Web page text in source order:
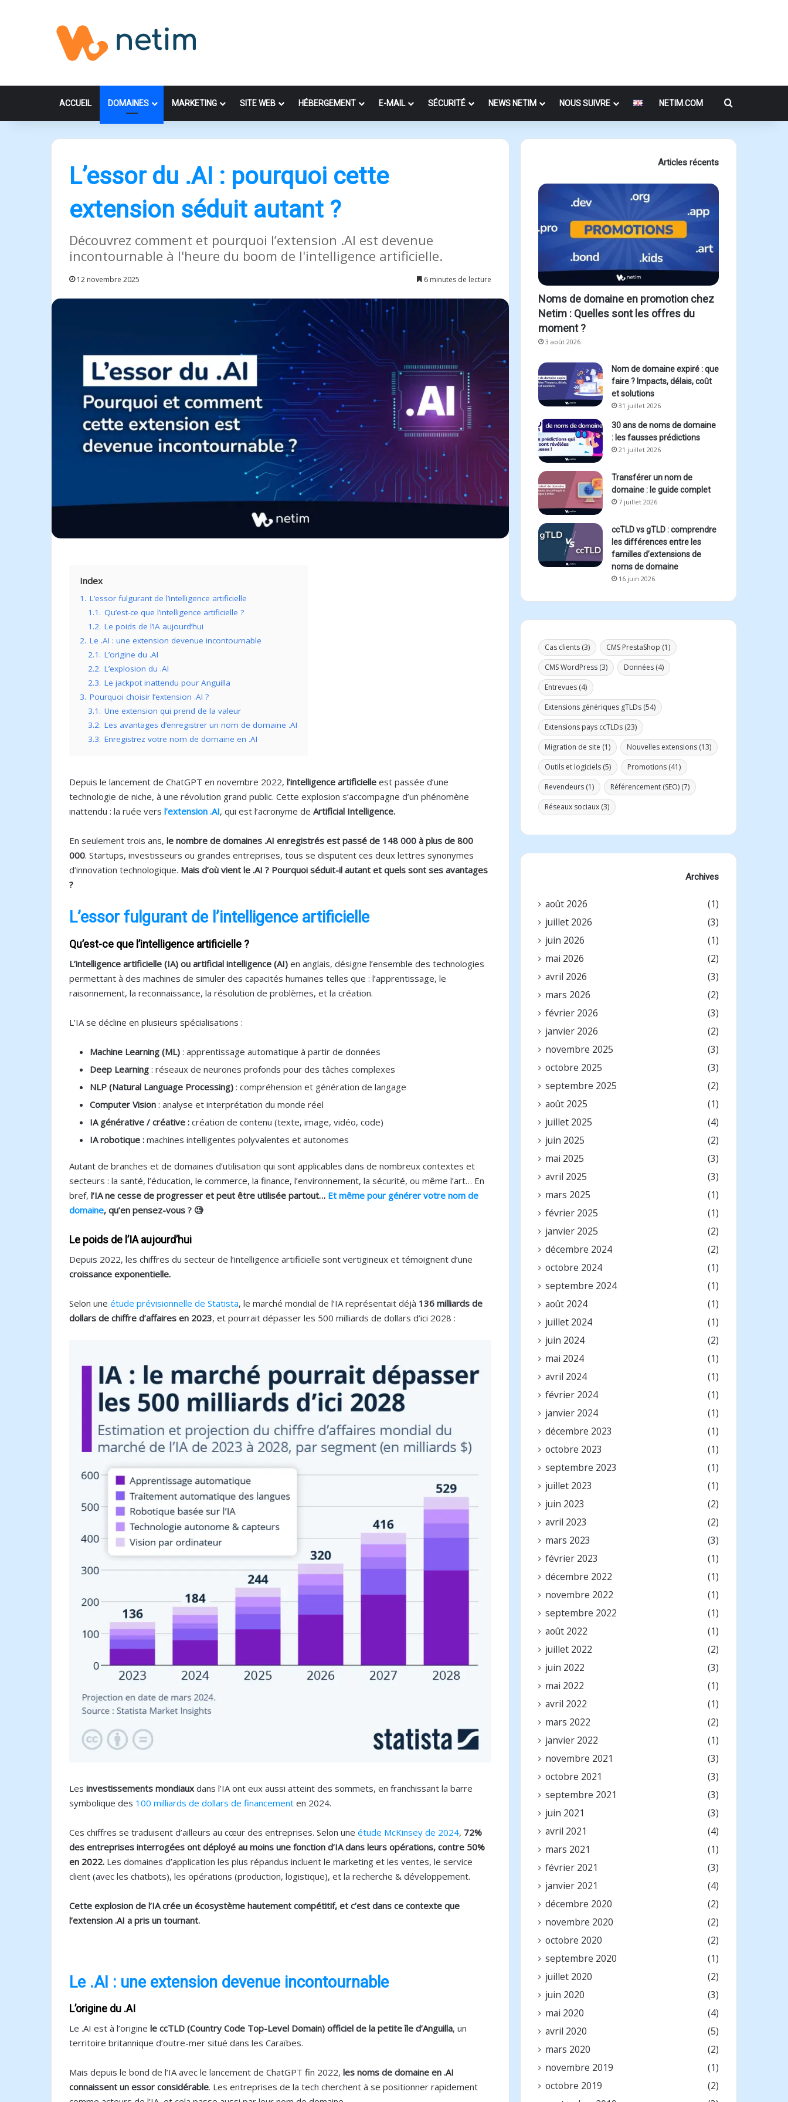
ACCUEIL DOMAINES MARKETING SITE WEB HÉBERGEMENT E-MAIL SÉCURITÉ NEWS NETIM NOUS SUIVRE NETIM.COM Rechercher
L’essor du .AI : pourquoi cette
extension séduit autant ?
Découvrez comment et pourquoi l’extension .AI est devenue
incontournable à l'heure du boom de l'intelligence artificielle.
12 novembre 2025 6 minutes de lecture
Index
1. L’essor fulgurant de l’intelligence artificielle
1.1. Qu’est-ce que l’intelligence artificielle ?
1.2. Le poids de l’IA aujourd’hui
2. Le .AI : une extension devenue incontournable
2.1. L’origine du .AI
2.2. L’explosion du .AI
2.3. Le jackpot inattendu pour Anguilla
3. Pourquoi choisir l’extension .AI ?
3.1. Une extension qui prend de la valeur
3.2. Les avantages d’enregistrer un nom de domaine .AI
3.3. Enregistrez votre nom de domaine en .AI
Depuis le lancement de ChatGPT en novembre 2022, l’intelligence artificielle est passée d’une
technologie de niche, à une révolution grand public. Cette explosion s’accompagne d’un phénomène
inattendu : la ruée vers l’extension .AI, qui est l’acronyme de Artificial Intelligence.
En seulement trois ans, le nombre de domaines .AI enregistrés est passé de 148 000 à plus de 800
000. Startups, investisseurs ou grandes entreprises, tous se disputent ces deux lettres synonymes
d’innovation technologique. Mais d’où vient le .AI ? Pourquoi séduit-il autant et quels sont ses avantages
?
L’essor fulgurant de l’intelligence artificielle
Qu’est-ce que l’intelligence artificielle ?
L’intelligence artificielle (IA) ou artificial intelligence (AI) en anglais, désigne l’ensemble des technologies
permettant à des machines de simuler des capacités humaines telles que : l’apprentissage, le
raisonnement, la reconnaissance, la résolution de problèmes, et la création.
L’IA se décline en plusieurs spécialisations :
Machine Learning (ML) : apprentissage automatique à partir de données
Deep Learning : réseaux de neurones profonds pour des tâches complexes
NLP (Natural Language Processing) : compréhension et génération de langage
Computer Vision : analyse et interprétation du monde réel
IA générative / créative : création de contenu (texte, image, vidéo, code)
IA robotique : machines intelligentes polyvalentes et autonomes
Autant de branches et de domaines d’utilisation qui sont applicables dans de nombreux contextes et
secteurs : la santé, l’éducation, le commerce, la finance, l’environnement, la sécurité, ou même l’art… En
bref, l’IA ne cesse de progresser et peut être utilisée partout… Et même pour générer votre nom de
domaine, qu’en pensez-vous ? 🧐
Le poids de l’IA aujourd’hui
Depuis 2022, les chiffres du secteur de l’intelligence artificielle sont vertigineux et témoignent d’une
croissance exponentielle.
Selon une étude prévisionnelle de Statista, le marché mondial de l’IA représentait déjà 136 milliards de
dollars de chiffre d’affaires en 2023, et pourrait dépasser les 500 milliards de dollars d’ici 2028 :
Les investissements mondiaux dans l’IA ont eux aussi atteint des sommets, en franchissant la barre
symbolique des 100 milliards de dollars de financement en 2024.
Ces chiffres se traduisent d’ailleurs au cœur des entreprises. Selon une étude McKinsey de 2024, 72%
des entreprises interrogées ont déployé au moins une fonction d’IA dans leurs opérations, contre 50%
en 2022. Les domaines d’application les plus répandus incluent le marketing et les ventes, le service
client (avec les chatbots), les opérations (production, logistique), et la recherche & développement.
Cette explosion de l’IA crée un écosystème hautement compétitif, et c’est dans ce contexte que
l’extension .AI a pris un tournant.
Le .AI : une extension devenue incontournable
L’origine du .AI
Le .AI est à l’origine le ccTLD (Country Code Top-Level Domain) officiel de la petite île d’Anguilla, un
territoire britannique d’outre-mer situé dans les Caraïbes.
Mais depuis le bond de l’IA avec le lancement de ChatGPT fin 2022, les noms de domaine en .AI
connaissent un essor considérable. Les entreprises de la tech cherchent à se positionner rapidement
Articles récents
Noms de domaine en promotion chez
Netim : Quelles sont les offres du
moment ?
3 août 2026
Nom de domaine expiré : que
faire ? Impacts, délais, coût
et solutions
31 juillet 2026
30 ans de noms de domaine
: les fausses prédictions
21 juillet 2026
Transférer un nom de
domaine : le guide complet
7 juillet 2026
ccTLD vs gTLD : comprendre
les différences entre les
familles d’extensions de
noms de domaine
16 juin 2026
Cas clients (3) CMS PrestaShop (1)
CMS WordPress (3) Données (4)
Entrevues (4)
Extensions génériques gTLDs (54)
Extensions pays ccTLDs (23)
Migration de site (1) Nouvelles extensions (13)
Outils et logiciels (5) Promotions (41)
Revendeurs (1) Référencement (SEO) (7)
Réseaux sociaux (3)
Archives
août 2026
(1)
juillet 2026
(3)
juin 2026
(1)
mai 2026
(2)
avril 2026
(3)
mars 2026
(2)
février 2026
(3)
janvier 2026
(2)
novembre 2025
(3)
octobre 2025
(3)
septembre 2025
(2)
août 2025
(1)
juillet 2025
(4)
juin 2025
(2)
mai 2025
(3)
avril 2025
(3)
mars 2025
(1)
février 2025
(1)
janvier 2025
(2)
décembre 2024
(2)
octobre 2024
(1)
septembre 2024
(1)
août 2024
(1)
juillet 2024
(1)
juin 2024
(2)
mai 2024
(1)
avril 2024
(1)
février 2024
(1)
janvier 2024
(1)
décembre 2023
(1)
octobre 2023
(1)
septembre 2023
(1)
juillet 2023
(1)
juin 2023
(2)
avril 2023
(2)
mars 2023
(3)
février 2023
(1)
décembre 2022
(1)
novembre 2022
(1)
septembre 2022
(1)
août 2022
(1)
juillet 2022
(2)
juin 2022
(3)
mai 2022
(1)
avril 2022
(1)
mars 2022
(2)
janvier 2022
(1)
novembre 2021
(3)
octobre 2021
(3)
septembre 2021
(3)
juin 2021
(3)
avril 2021
(4)
mars 2021
(1)
février 2021
(3)
janvier 2021
(4)
décembre 2020
(2)
novembre 2020
(2)
octobre 2020
(2)
septembre 2020
(1)
juillet 2020
(2)
juin 2020
(3)
mai 2020
(4)
avril 2020
(5)
mars 2020
(2)
novembre 2019
(1)
octobre 2019
(2)